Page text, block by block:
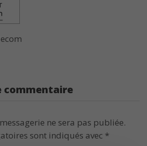
ne sera pas publiée.
sont indiqués avec *